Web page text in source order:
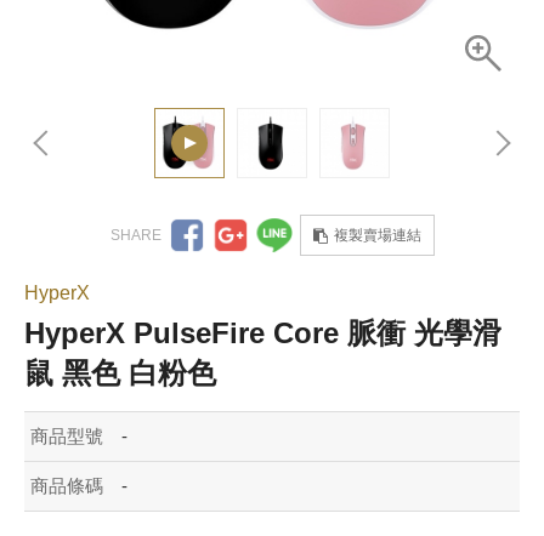
複製賣場連結
HyperX
HyperX PulseFire Core 脈衝 光學滑
鼠 黑色 白粉色
商品型號 -
商品條碼 -